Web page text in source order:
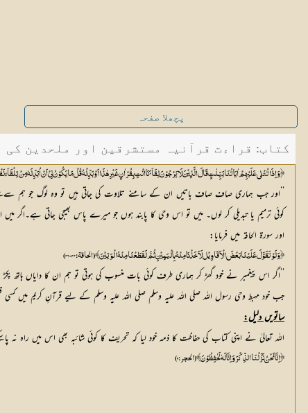
پچھلا صفحہ
کتاب: قراءت قرآنیہ مستشرقین اور ملحدین کی
﴿وَ اِذَا تُتْلٰی عَلَیْہِمْ اٰیَاتُنَا بَیِّنٰتٍ قَالَ الَّذِیْنَ لَا یَرْجُوْنَ لِقَآئَ نَا ائْتِ بِقُرْاٰنٍ غَیْرِ ہٰذَا اَوْ بَدِّلْہُ قُلْ مَا یَکُوْنُ لِیْ اَنْ اُبَدِّلَہٗ مِنْ
’’اور جب ہماری صاف صاف باتیں ان کے سامنے تلاوت کی جاتی ہیں تو وہ لوگ جو ہم سے
کوئی ترمیم یا تبدیلی کر لوں۔ میں تو اس وحی کا پابند ہوں جو میرے پاس بھیجی جاتی
اور سورۃ الحاقہ میں فرمایا:
﴿وَ لَوْ تَقَوَّلَ عَلَیْنَا بَعْضَ الْاَقَاوِیْل لَاَخَذْنَا مِنْہُ بِالْیَمِیْنِ ثُمَّ لَقَطَعْنَا مِنْہُ الْوَتِیْنَ﴾ (الحاقۃ:44-46)
’’اگر اس پیغمبر نے خود گھڑ کر ہماری طرف کوئی بات منسوب کی ہوتی تو ہم ان کا دایاں ہاتھ
جب خود مہبطِ وحی رسول اللہ صلی اللہ علیہ وسلم صلی اللہ علیہ وسلم کے لیے قرآنِ کریم میں
ساتویں دلیل:
اللہ تعالیٰ نے اپنی کتاب کی حفاظت کا ذمہ خود لیا کہ تحریف کا کوئی شائبہ بھی اس میں راہ نہ
﴿اِنَّا نَحْنُ نَزَّلْنَا الذِّکْرَ وَ اِنَّا لَہٗ لَحٰفِظُوْنَ﴾ (الحجر:9)